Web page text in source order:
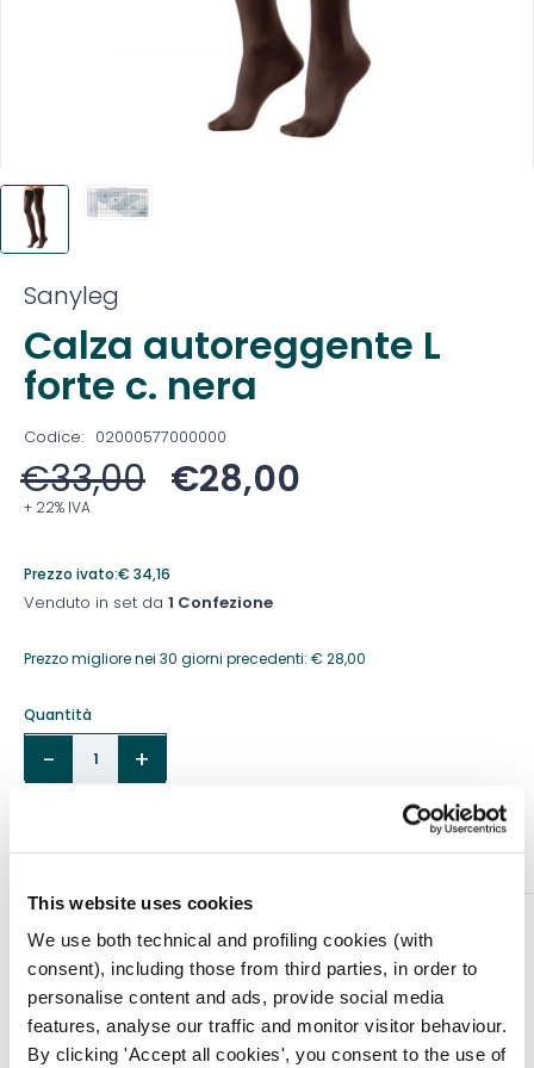
This website uses cookies
We use both technical and profiling cookies (with
consent), including those from third parties, in order to
personalise content and ads, provide social media
features, analyse our traffic and monitor visitor behaviour.
By clicking 'Accept all cookies', you consent to the use of
Sanyleg
Calza autoreggente L
forte c. nera
Codice: 02000577000000
€33,00 €28,00
+ 22% IVA
Prezzo ivato:€ 34,16
Venduto in set da 1 Confezione
Prezzo migliore nei 30 giorni precedenti: € 28,00
Quantità
DESCRIZIONE
Gambaletti, calze e collant progettati per le donne
dinamiche di oggi che necessitano di una
compressione elastica senza rinunciare allo stile.